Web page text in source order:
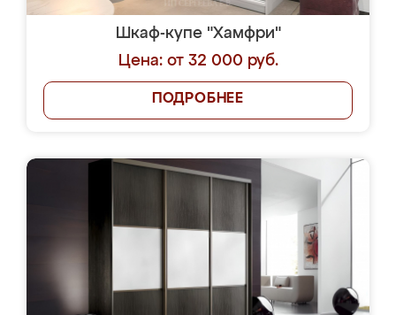
Шкаф-купе "Хамфри"
Цена: от 32 000 руб.
ПОДРОБНЕЕ